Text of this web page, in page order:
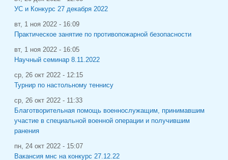
УС и Конкурс 27 декабря 2022
вт, 1 ноя 2022 - 16:09
Практическое занятие по противопожарной безопасности
вт, 1 ноя 2022 - 16:05
Научный семинар 8.11.2022
ср, 26 окт 2022 - 12:15
Турнир по настольному теннису
ср, 26 окт 2022 - 11:33
Благотворительная помощь военнослужащим, принимавшим
участие в специальной военной операции и получившим
ранения
пн, 24 окт 2022 - 15:07
Вакансия мнс на конкурс 27.12.22